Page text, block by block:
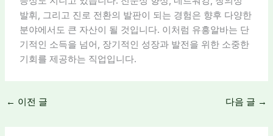
발휘, 그리고 진로 전환의 발판이 되는 경험은 향후 다양한
분야에서도 큰 자산이 될 것입니다. 이처럼 유흥알바는 단
기적인 소득을 넘어, 장기적인 성장과 발전을 위한 소중한
기회를 제공하는 직업입니다.
← 이전 글 다음 글 →